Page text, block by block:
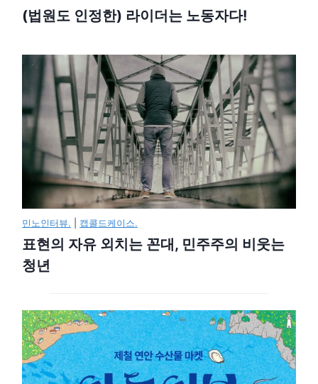
(법원도 인정한) 라이더는 노동자다!
민노인터뷰. 캡콜드케이스.
표현의 자유 외치는 꼰대, 민주주의 비웃는
청년